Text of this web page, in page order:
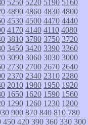
5250 5220 5190 5160
4890 4860 4830 4800
4530 4500 4470 4440
4170 4140 4110 4080
3810 3780 3750 3720
3450 3420 3390 3360
3090 3060 3030 3000
2730 2700 2670 2640
2370 2340 2310 2280
2010 1980 1950 1920
1650 1620 1590 1560
1290 1260 1230 1200
900 870 840 810 780
450 420 390 360 330 300